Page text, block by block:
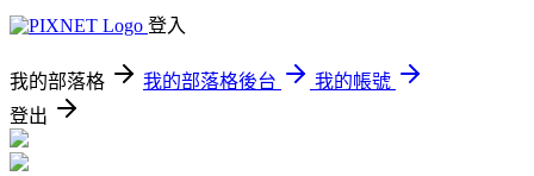
登入
我的部落格 我的部落格後台
我的帳號
登出